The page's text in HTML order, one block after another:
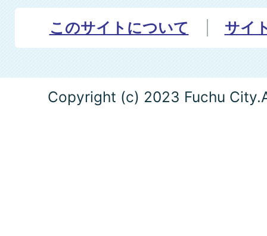
このサイトについて サイ
Copyright (c) 2023 Fuchu